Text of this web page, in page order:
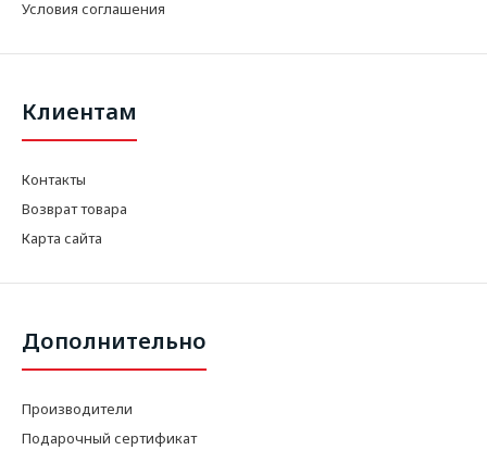
Условия соглашения
Клиентам
Контакты
Возврат товара
Карта сайта
Дополнительно
Производители
Подарочный сертификат